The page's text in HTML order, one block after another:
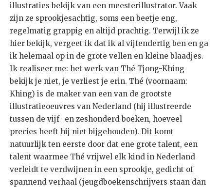
illustraties bekijk van een meesterillustrator. Vaak
zijn ze sprookjesachtig, soms een beetje eng,
regelmatig grappig en altijd prachtig. Terwijl ik ze
hier bekijk, vergeet ik dat ik al vijfendertig ben en ga
ik helemaal op in de grote vellen en kleine blaadjes.
Ik realiseer me: het werk van Thé Tjong-Khing
bekijk je niet, je verliest je erin. Thé (voornaam:
Khing) is de maker van een van de grootste
illustratieoeuvres van Nederland (hij illustreerde
tussen de vijf- en zeshonderd boeken, hoeveel
precies heeft hij niet bijgehouden). Dit komt
natuurlijk ten eerste door dat ene grote talent, een
talent waarmee Thé vrijwel elk kind in Nederland
verleidt te verdwijnen in een sprookje, gedicht of
spannend verhaal (jeugdboekenschrijvers staan dan